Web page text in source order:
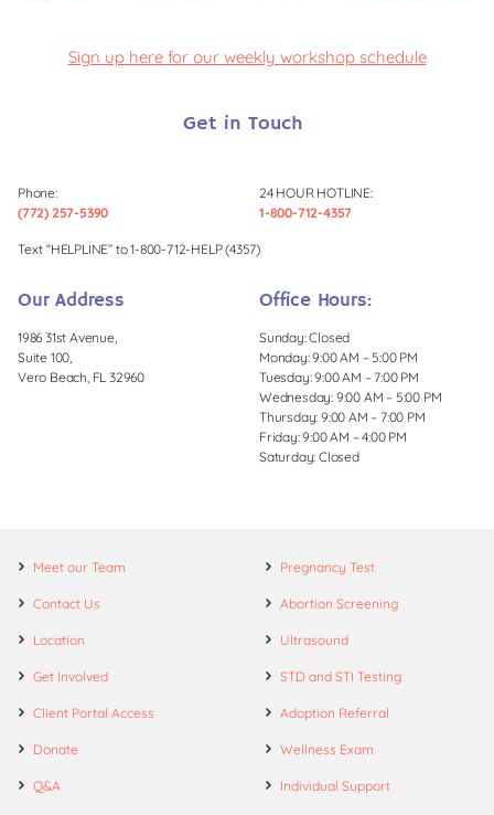
Sign up here for our weekly workshop schedule
Get in Touch
Phone:
(772) 257-5390
24 HOUR HOTLINE:
1-800-712-4357
Text “HELPLINE” to 1-800-712-HELP (4357)
Our Address
1986 31st Avenue,
Suite 100,
Vero Beach, FL 32960
Office Hours:
Sunday: Closed
Monday: 9:00 AM – 5:00 PM
Tuesday: 9:00 AM – 7:00 PM
Wednesday: 9:00 AM – 5:00 PM
Thursday: 9:00 AM – 7:00 PM
Friday: 9:00 AM – 4:00 PM
Saturday: Closed
Meet our Team
Contact Us
Location
Get Involved
Client Portal Access
Donate
Q&A
Pregnancy Test
Abortion Screening
Ultrasound
STD and STI Testing
Adoption Referral
Wellness Exam
Individual Support